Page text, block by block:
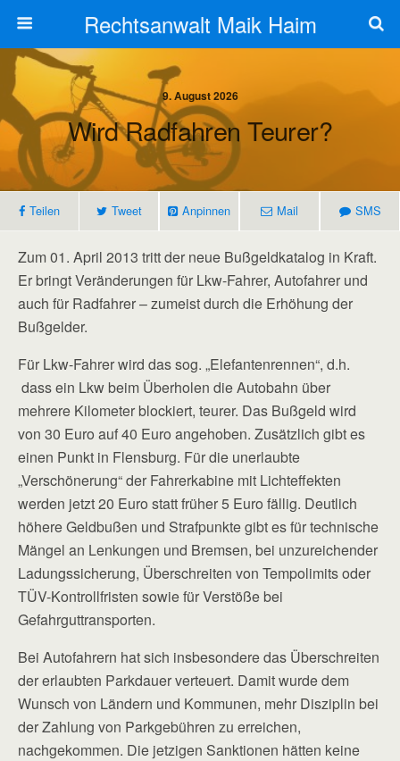
Rechtsanwalt Maik Haim
9. August 2026
Wird Radfahren Teurer?
Teilen Tweet Anpinnen Mail SMS
Zum 01. April 2013 tritt der neue Bußgeldkatalog in Kraft.
Er bringt Veränderungen für Lkw-Fahrer, Autofahrer und
auch für Radfahrer – zumeist durch die Erhöhung der
Bußgelder.
Für Lkw-Fahrer wird das sog. „Elefantenrennen“, d.h.
dass ein Lkw beim Überholen die Autobahn über
mehrere Kilometer blockiert, teurer. Das Bußgeld wird
von 30 Euro auf 40 Euro angehoben. Zusätzlich gibt es
einen Punkt in Flensburg. Für die unerlaubte
„Verschönerung“ der Fahrerkabine mit Lichteffekten
werden jetzt 20 Euro statt früher 5 Euro fällig. Deutlich
höhere Geldbußen und Strafpunkte gibt es für technische
Mängel an Lenkungen und Bremsen, bei unzureichender
Ladungssicherung, Überschreiten von Tempolimits oder
TÜV-Kontrollfristen sowie für Verstöße bei
Gefahrguttransporten.
Bei Autofahrern hat sich insbesondere das Überschreiten
der erlaubten Parkdauer verteuert. Damit wurde dem
Wunsch von Ländern und Kommunen, mehr Disziplin bei
der Zahlung von Parkgebühren zu erreichen,
nachgekommen. Die jetzigen Sanktionen hätten keine